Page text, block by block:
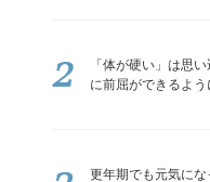
「体が硬い」は思
に前屈ができるよう
2
更年期でも元気にな